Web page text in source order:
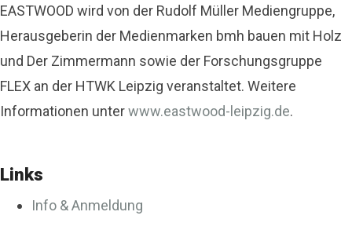
EASTWOOD wird von der Rudolf Müller Mediengruppe,
Herausgeberin der Medienmarken bmh bauen mit Holz
und Der Zimmermann sowie der Forschungsgruppe
FLEX an der HTWK Leipzig veranstaltet. Weitere
Informationen unterwww.eastwood-leipzig.de.
Links
Info & Anmeldung